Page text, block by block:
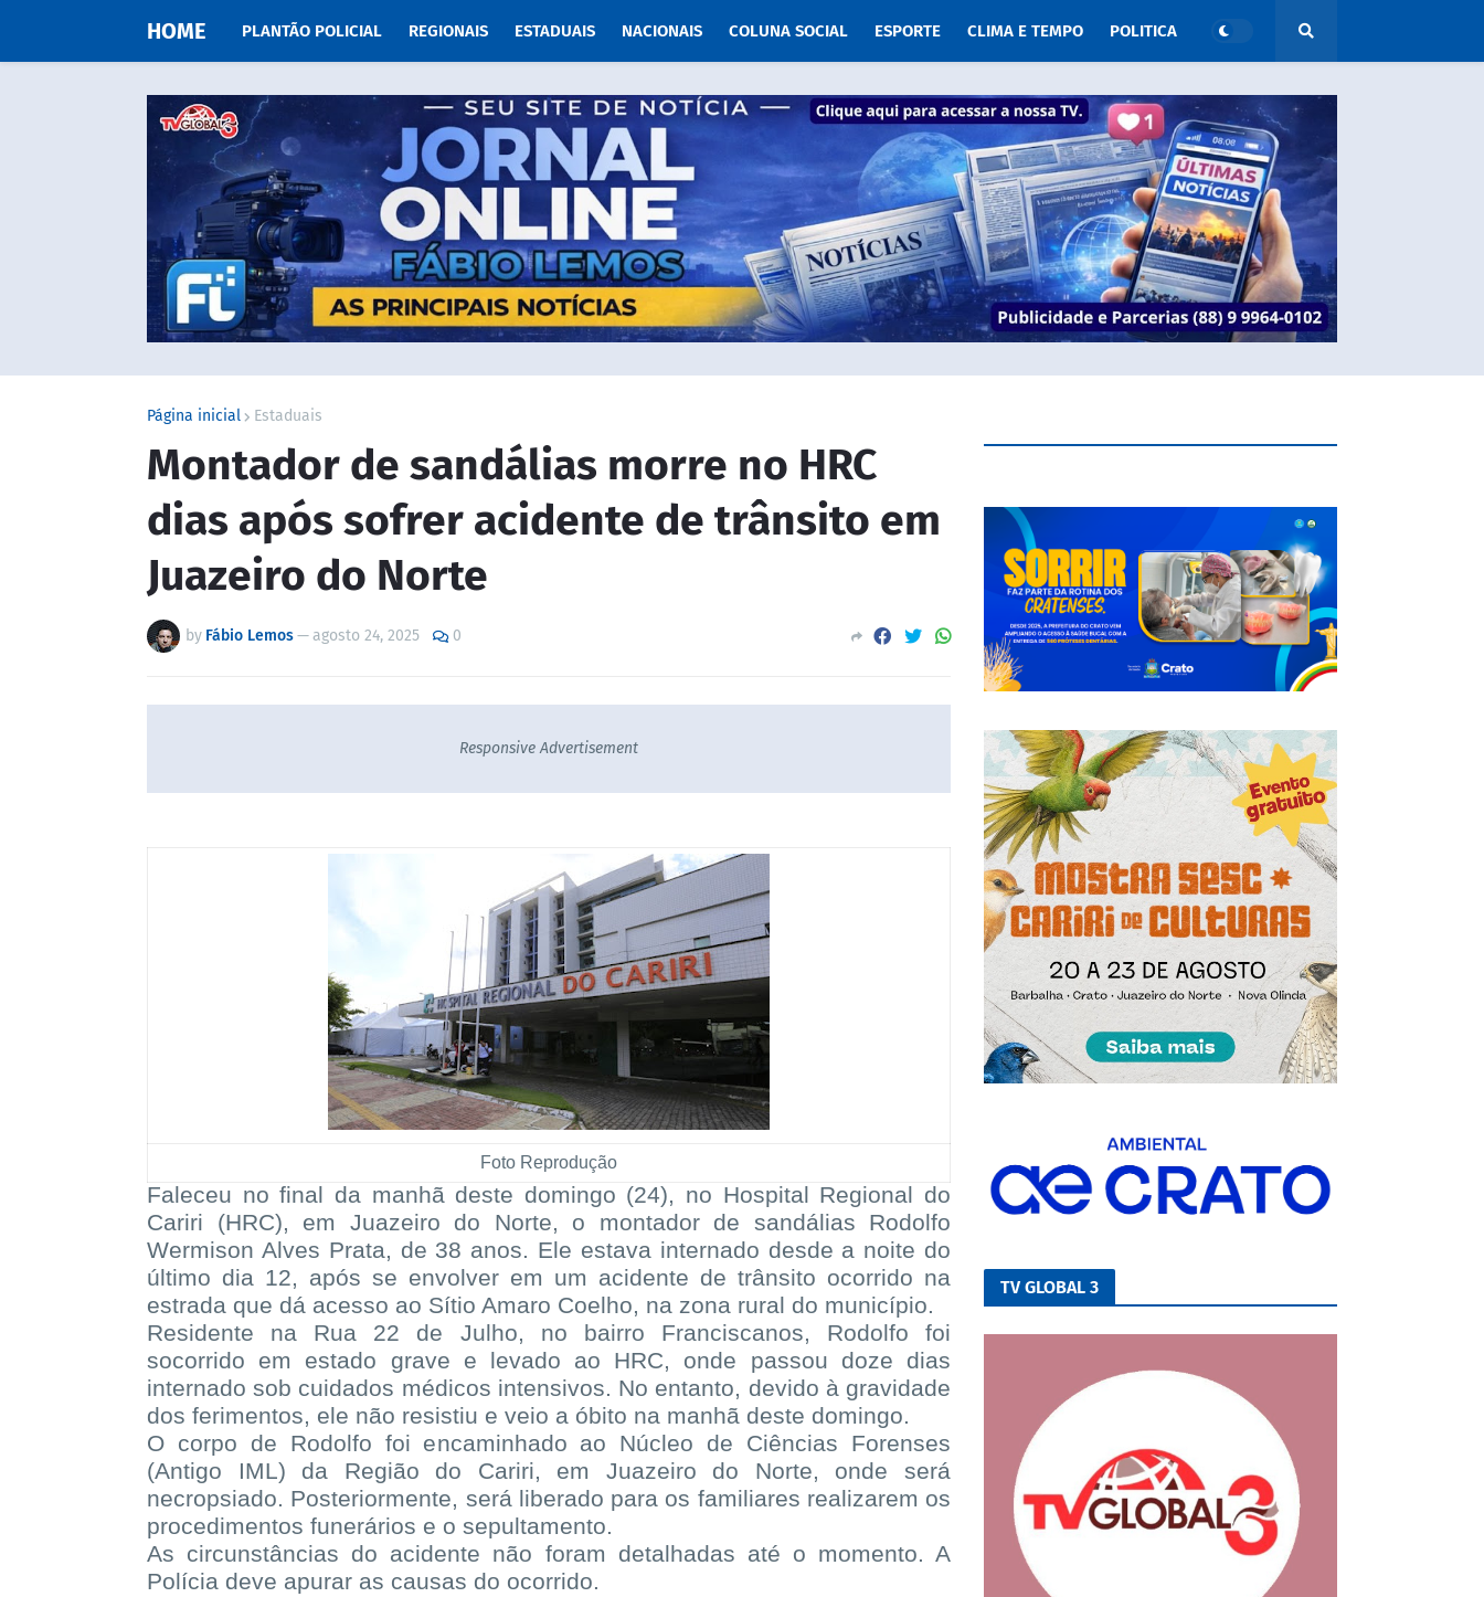
HOME PLANTÃO POLICIAL REGIONAIS ESTADUAIS NACIONAIS COLUNA SOCIAL ESPORTE CLIMA E TEMPO POLITICA
Página inicial Estaduais
Montador de sandálias morre no HRC
dias após sofrer acidente de trânsito em
Juazeiro do Norte
by Fábio Lemos—agosto 24, 2025 0
Responsive Advertisement
Foto Reprodução
Faleceu no final da manhã deste domingo (24), no Hospital Regional do
Cariri (HRC), em Juazeiro do Norte, o montador de sandálias Rodolfo
Wermison Alves Prata, de 38 anos. Ele estava internado desde a noite do
último dia 12, após se envolver em um acidente de trânsito ocorrido na
estrada que dá acesso ao Sítio Amaro Coelho, na zona rural do município.
Residente na Rua 22 de Julho, no bairro Franciscanos, Rodolfo foi
socorrido em estado grave e levado ao HRC, onde passou doze dias
internado sob cuidados médicos intensivos. No entanto, devido à gravidade
dos ferimentos, ele não resistiu e veio a óbito na manhã deste domingo.
O corpo de Rodolfo foi encaminhado ao Núcleo de Ciências Forenses
(Antigo IML) da Região do Cariri, em Juazeiro do Norte, onde será
necropsiado. Posteriormente, será liberado para os familiares realizarem os
procedimentos funerários e o sepultamento.
As circunstâncias do acidente não foram detalhadas até o momento. A
Polícia deve apurar as causas do ocorrido.
TV GLOBAL 3